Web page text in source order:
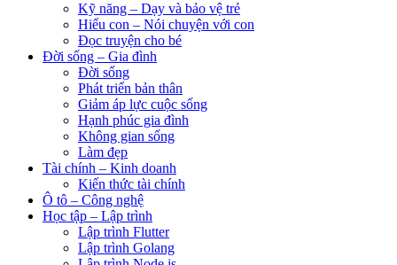
Kỹ năng – Dạy và bảo vệ trẻ
Hiểu con – Nói chuyện với con
Đọc truyện cho bé
Đời sống – Gia đình
Đời sống
Phát triển bản thân
Giảm áp lực cuộc sống
Hạnh phúc gia đình
Không gian sống
Làm đẹp
Tài chính – Kinh doanh
Kiến thức tài chính
Ô tô – Công nghệ
Học tập – Lập trình
Lập trình Flutter
Lập trình Golang